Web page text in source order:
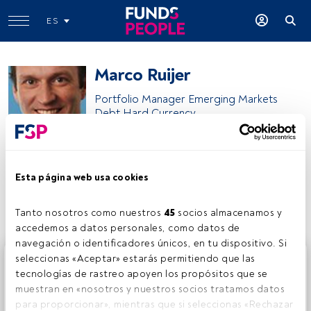
Esta página web usa cookies
Tanto nosotros como nuestros 45 socios almacenamos y
accedemos a datos personales, como datos de
navegación o identificadores únicos, en tu dispositivo. Si
seleccionas «Aceptar» estarás permitiendo que las
tecnologías de rastreo apoyen los propósitos que se
muestran en «nosotros y nuestros socios tratamos datos
para proporcionar», mientras que si seleccionas «Rechazar
ES
Marco Ruijer
Portfolio Manager Emerging Markets
Debt Hard Currency
Compartir:
Este es un artículo exclusivo para los usuarios registrados
de FundsPeople. Si ya estás registrado, accede desde el
botón Login. Si aún no tienes cuenta, te invitamos a
registrarte y disfrutar de todo el universo que ofrece